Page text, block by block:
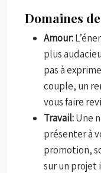
Domaines
Amour:
plus
pas à
couple, un
vous faire
Travail:Une
présenter à
promotion,
sur un projet